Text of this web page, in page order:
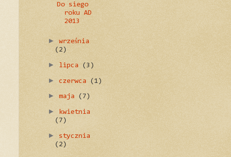
Do siego
roku AD
2013
► września
(2)
► lipca (3)
► czerwca (1)
► maja (7)
►
kwietnia
(7)
►
stycznia
(2)